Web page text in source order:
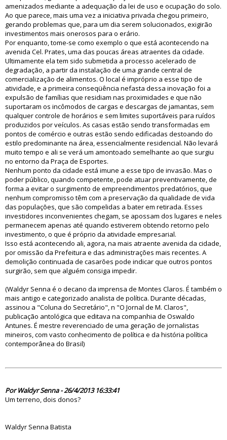
amenizados mediante a adequação da lei de uso e ocupação do solo.
Ao que parece, mais uma vez a iniciativa privada chegou primeiro,
gerando problemas que, para um dia serem solucionados, exigirão
investimentos mais onerosos para o erário.
Por enquanto, tome-se como exemplo o que está acontecendo na
avenida Cel. Prates, uma das poucas áreas atraentes da cidade.
Ultimamente ela tem sido submetida a processo acelerado de
degradação, a partir da instalação de uma grande central de
comercialização de alimentos. O local é impróprio a esse tipo de
atividade, e a primeira conseqüência nefasta dessa inovação foi a
expulsão de famílias que residiam nas proximidades e que não
suportaram os incômodos de cargas e descargas de jamantas, sem
qualquer controle de horários e sem limites suportáveis para ruídos
produzidos por veículos. As casas estão sendo transformadas em
pontos de comércio e outras estão sendo edificadas destoando do
estilo predominante na área, essencialmente residencial. Não levará
muito tempo e ali se verá um amontoado semelhante ao que surgiu
no entorno da Praça de Esportes.
Nenhum ponto da cidade está imune a esse tipo de invasão. Mas o
poder público, quando competente, pode atuar preventivamente, de
forma a evitar o surgimento de empreendimentos predatórios, que
nenhum compromisso têm com a preservação da qualidade de vida
das populações, que são compelidas a bater em retirada. Esses
investidores inconvenientes chegam, se apossam dos lugares e neles
permanecem apenas até quando estiverem obtendo retorno pelo
investimento, o que é próprio da atividade empresarial.
Isso está acontecendo ali, agora, na mais atraente avenida da cidade,
por omissão da Prefeitura e das administrações mais recentes. A
demolição continuada de casarões pode indicar que outros pontos
surgirão, sem que alguém consiga impedir.
(Waldyr Senna é o decano da imprensa de Montes Claros. É também o
mais antigo e categorizado analista de política. Durante décadas,
assinou a "Coluna do Secretário", n "O Jornal de M. Claros",
publicação antológica que editava na companhia de Oswaldo
Antunes. É mestre reverenciado de uma geração de jornalistas
mineiros, com vasto conhecimento de política e da história política
contemporânea do Brasil)
Por Waldyr Senna - 26/4/2013 16:33:41
Um terreno, dois donos?
Waldyr Senna Batista